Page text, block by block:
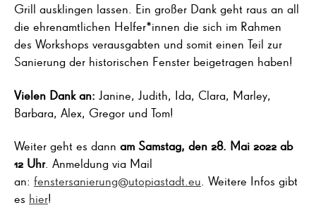
Grill ausklingen lassen. Ein großer Dank geht raus an all
die ehrenamtlichen Helfer*innen die sich im Rahmen
des Workshops verausgabten und somit einen Teil zur
Sanierung der historischen Fenster beigetragen haben!
Vielen Dank an: Janine, Judith, Ida, Clara, Marley,
Barbara, Alex, Gregor und Tom!
Weiter geht es dann am Samstag, den 28. Mai 2022 ab
12 Uhr. Anmeldung via Mail
an: fenstersanierung@utopiastadt.eu . Weitere Infos gibt
es hier!